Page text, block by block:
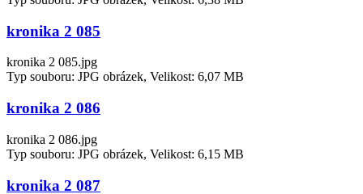
kronika 2 085
kronika 2 085.jpg
Typ souboru: JPG obrázek, Velikost: 6,07 MB
kronika 2 086
kronika 2 086.jpg
Typ souboru: JPG obrázek, Velikost: 6,15 MB
kronika 2 087